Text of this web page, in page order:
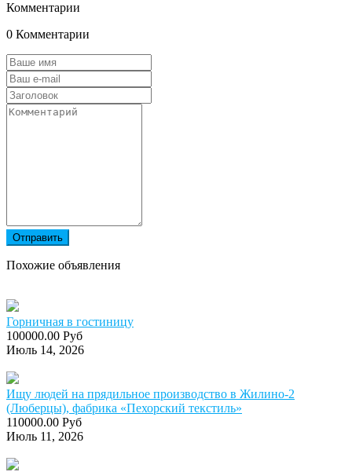
Комментарии
0 Комментарии
Отправить
Похожие объявления
Горничная в гостиницу
100000.00 Руб
Июль 14, 2026
Ищу людей на прядильное производство в Жилино-2
(Люберцы), фабрика «Пехорский текстиль»
110000.00 Руб
Июль 11, 2026